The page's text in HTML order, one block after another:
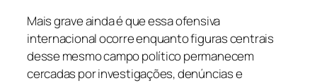
Mais grave ainda é que essa ofensiva
internacional ocorre enquanto figuras centrais
desse mesmo campo político permanecem
cercadas por investigações, denúncias e